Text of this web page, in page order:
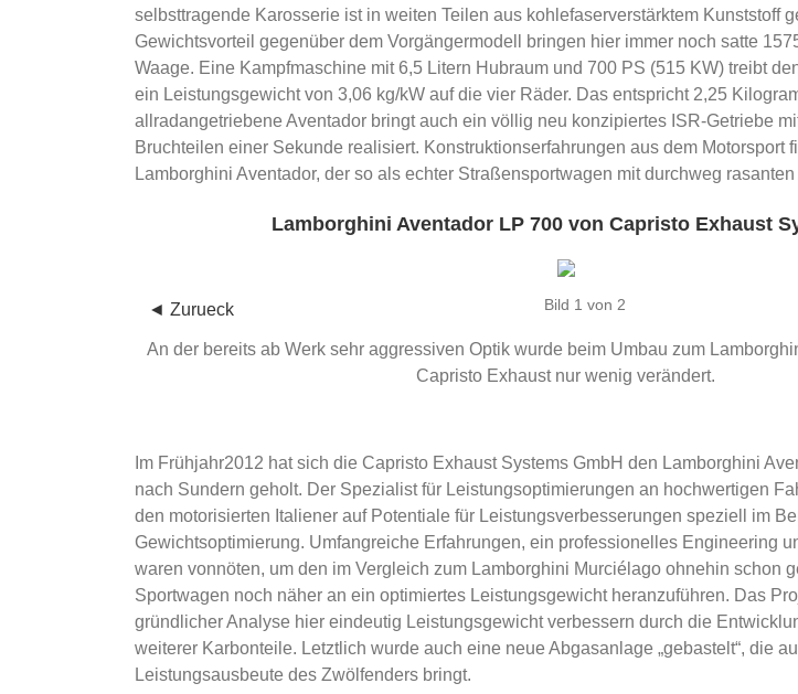
selbsttragende Karosserie ist in weiten Teilen aus kohlefaserverstärktem Kunststoff
Gewichtsvorteil gegenüber dem Vorgängermodell bringen hier immer noch satte
Waage. Eine Kampfmaschine mit 6,5 Litern Hubraum und 700 PS (515 KW) treibt
ein Leistungsgewicht von 3,06 kg/kW auf die vier Räder. Das entspricht 2,25
allradangetriebene Aventador bringt auch ein völlig neu konzipiertes ISR-Getriebe
Bruchteilen einer Sekunde realisiert. Konstruktionserfahrungen aus dem Motorsport
Lamborghini Aventador, der so als echter Straßensportwagen mit durchweg
Lamborghini Aventador LP 700 von Capristo Exhaust
◄ Zurueck Bild 1 von 2
An der bereits ab Werk sehr aggressiven Optik wurde beim Umbau zum
Capristo Exhaust nur wenig verändert.
Im Frühjahr2012 hat sich die Capristo Exhaust Systems GmbH den Lamborghini
nach Sundern geholt. Der Spezialist für Leistungsoptimierungen an hochwertigen
den motorisierten Italiener auf Potentiale für Leistungsverbesserungen speziell im
Gewichtsoptimierung. Umfangreiche Erfahrungen, ein professionelles Engineering
waren vonnöten, um den im Vergleich zum Lamborghini Murciélago ohnehin schon
Sportwagen noch näher an ein optimiertes Leistungsgewicht heranzuführen. Das
gründlicher Analyse hier eindeutig Leistungsgewicht verbessern durch die
weiterer Karbonteile. Letztlich wurde auch eine neue Abgasanlage „gebastelt“, die
Leistungsausbeute des Zwölfenders bringt.